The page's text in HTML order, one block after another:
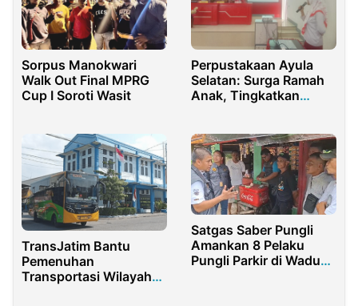
Sorpus Manokwari
Walk Out Final MPRG
Cup I Soroti Wasit
Perpustakaan Ayula
Selatan: Surga Ramah
Anak, Tingkatkan
TransJatim Bantu
Pemenuhan
Transportasi Wilayah
Satgas Saber Pungli
Amankan 8 Pelaku
Pungli Parkir di Waduk